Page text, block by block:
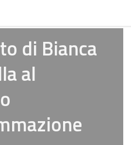
di Bianca
al